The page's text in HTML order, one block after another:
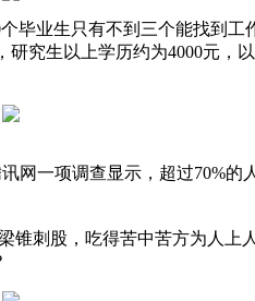
业生只有不到三个能找到工
究生以上学历约为4000元，
项调查显示，超过70%的
股，吃得苦中苦方为人上